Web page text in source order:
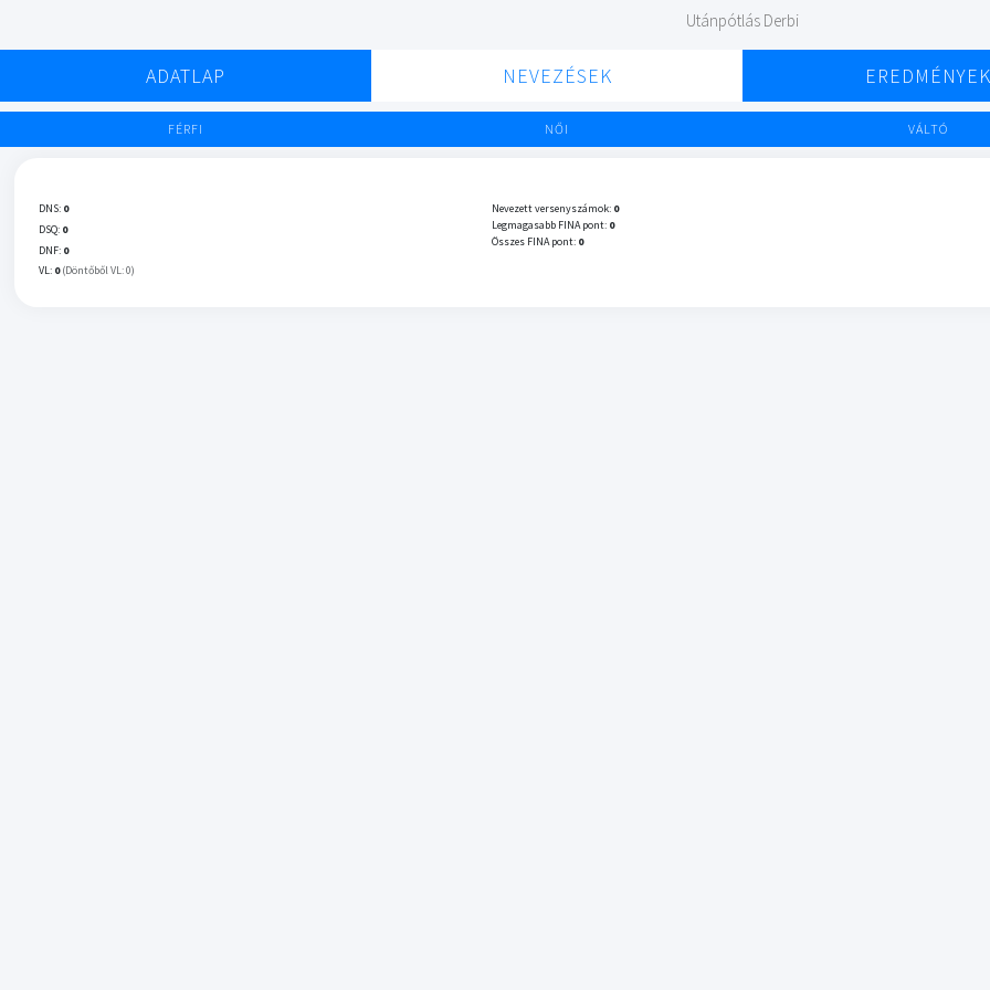
Utánpótlás Derbi
ADATLAP NEVEZÉSEK EREDMÉNYEK
FÉRFI NŐI VÁLTÓ
DNS: 0
DSQ: 0
DNF: 0
VL: 0 (Döntőből VL: 0)
Nevezett versenyszámok: 0
Legmagasabb FINA pont: 0
Összes FINA pont: 0